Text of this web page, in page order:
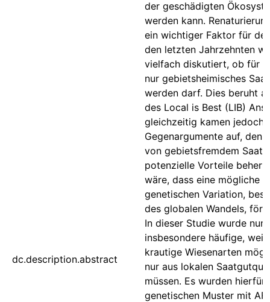
dc.description.abstract
der geschädigten
werden kann.
ein wichtiger Faktor für
den letzten Jahrzehnten
vielfach diskutiert, ob für
nur gebietsheimisches
werden darf. Dies beruht
des Local is Best (LIB)
gleichzeitig kamen jedoch
Gegenargumente auf,
von gebietsfremdem
potenzielle Vorteile
wäre, dass eine mögliche
genetischen Variation,
des globalen Wandels,
In dieser Studie wurde
insbesondere häufige,
krautige Wiesenarten
nur aus lokalen
müssen. Es wurden
genetischen Muster mit